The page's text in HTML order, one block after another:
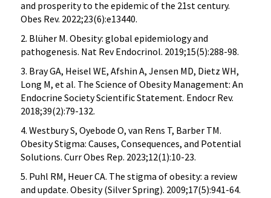
and prosperity to the epidemic of the 21st century.
Obes Rev. 2022;23(6):e13440.
2. Blüher M. Obesity: global epidemiology and
pathogenesis. Nat Rev Endocrinol. 2019;15(5):288-98.
3. Bray GA, Heisel WE, Afshin A, Jensen MD, Dietz WH,
Long M, et al. The Science of Obesity Management: An
Endocrine Society Scientific Statement. Endocr Rev.
2018;39(2):79-132.
4. Westbury S, Oyebode O, van Rens T, Barber TM.
Obesity Stigma: Causes, Consequences, and Potential
Solutions. Curr Obes Rep. 2023;12(1):10-23.
5. Puhl RM, Heuer CA. The stigma of obesity: a review
and update. Obesity (Silver Spring). 2009;17(5):941-64.